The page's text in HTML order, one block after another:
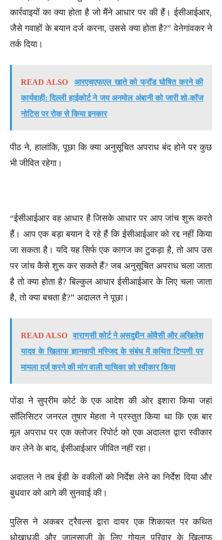
कार्रवाइयों का क्या होता है जो मैंने आधार पर की हैं। ईसीआईआर,
जैसे गवाहों के बयान दर्ज करना, उससे क्या होता है?” वेनेगांवकर ने
तर्क दिया।
READ ALSO
आरएचएफएल खाते को फ्रॉड घोषित करने की
कार्यवाही: दिल्ली हाईकोर्ट ने जय अनमोल अंबानी को जारी शो-कॉज
नोटिस पर रोक से किया इनकार
पीठ ने, हालांकि, पूछा कि क्या अनुसूचित अपराध बंद होने पर कुछ
भी जीवित रहेगा।
“ईसीआईआर वह आधार है जिसके आधार पर आप जांच शुरू करते
हैं। आप एक बड़ा बयान दे रहे हैं कि ईसीआईआर को रद्द नहीं किया
जा सकता है। यदि यह सिर्फ एक कागज का टुकड़ा है, तो आप उस
पर जांच कैसे शुरू कर सकते हैं? जब अनुसूचित अपराध चला जाता
है तो क्या होता है? बिल्कुल आधार ईसीआईआर के लिए चला जाता
है, तो क्या बचता है?” अदालत ने पूछा।
READ ALSO
वाराणसी कोर्ट ने असदुद्दीन ओवैसी और अखिलेश
यादव के खिलाफ ज्ञानवापी मस्जिद के संबंध में कथित टिप्पणी पर
मामला दर्ज करने की मांग वाली याचिका को स्वीकार किया
पोंडा ने सुप्रीम कोर्ट के एक आदेश की ओर इशारा किया जहां
सॉलिसिटर जनरल तुषार मेहता ने प्रस्तुत किया था कि एक बार
मूल अपराध पर एक क्लोजर रिपोर्ट को एक अदालत द्वारा स्वीकार
कर लेने के बाद, ईसीआईआर जीवित नहीं रहा।
अदालत ने तब ईडी के वकीलों को निर्देश लेने का निर्देश दिया और
बुधवार को आगे की सुनवाई की।
पुलिस ने अकबर ट्रैवल्स द्वारा दायर एक शिकायत पर कथित
धोखाधड़ी और जालसाजी के लिए गोयल परिवार के खिलाफ